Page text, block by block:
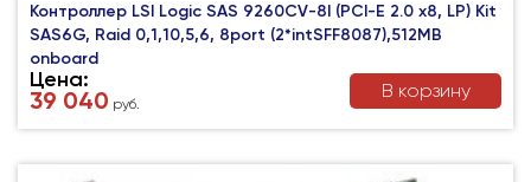
Контроллер LSI Logic SAS 9260CV-8I (PCI-E 2.0 x8, LP) Kit
SAS6G, Raid 0,1,10,5,6, 8port (2*intSFF8087),512MB
onboard
Цена:
39 040 руб.
В корзину